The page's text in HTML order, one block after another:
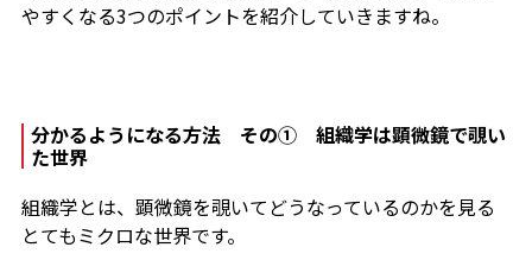
やすくなる3つのポイントを紹介していきますね。
分かるようになる方法 その① 組織学は顕微鏡で覗い
た世界
組織学とは、顕微鏡を覗いてどうなっているのかを見る
とてもミクロな世界です。